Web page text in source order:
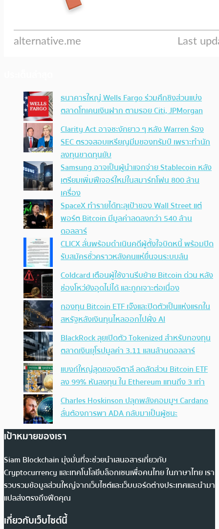
ธนาคารใหญ่ Wells Fargo ร่วมศึกชิงส่วนแบ่ง
ตลาดโทเคนเงินฝาก ตามรอย Citi, JPMorgan
Clarity Act อาจชะงักยาว ๆ หลัง Warren ร้อง
SEC ตรวจสอบเหรียญมีมของทรัมป์ เพราะทำนัก
ลงทุนขาดทุนยับ
Samsung อาจเป็นผู้นำแจกจ่าย Stablecoin หลัง
เตรียมเพิ่มฟีเจอร์ใหม่ในสมาร์ทโฟน 800 ล้าน
เครื่อง
SpaceX ทำรายได้ทะลุเป้าของ Wall Street แต่
พอร์ต Bitcoin มีมูลค่าลดลงกว่า 540 ล้าน
ดอลลาร์
CLICX ลั่นพร้อมดำเนินคดีผู้ตั้งใจบิดหนี้ พร้อมปิด
รับสมัครชั่วคราวหลังคนแห่ยื่นจนระบบล้น
Coldcard เตือนผู้ใช้งานรีบย้าย Bitcoin ด่วน หลัง
ช่องโหว่ยังอุดไม่ได้ และถูกเจาะต่อเนื่อง
กองทุน Bitcoin ETF เจ๊งและปิดตัวเป็นแห่งแรกใน
สหรัฐหลังเงินทุนไหลออกไปฝั่ง AI
BlackRock ลุยเปิดตัว Tokenized สำหรับกองทุน
ตลาดเงินยุโรปมูลค่า 3.11 แสนล้านดอลลาร์
แบงก์ใหญ่สุดของอิตาลี ลดสัดส่วน Bitcoin ETF
ลง 99% หันลงทุน ใน Ethereum แทนถึง 3 เท่า
Charles Hoskinson ปลุกพลังคอมมูฯ Cardano
ลั่นต้องการพา ADA กลับมาเป็นผู้ชนะ
เป้าหมายของเรา
Siam Blockchain มุ่งมั่นที่จะช่วยนำเสนอสารเกี่ยวกับ
Cryptocurrency และเทคโนโลยีบล็อกเชนเพื่อคนไทย ในภาษาไทย เรา
รวบรวมข้อมูลส่วนใหญ่จากเว็บไซต์และเว็บบอร์ดต่างประเทศและนำมา
แปลส่งตรงถึงฟีดคุณ
เกี่ยวกับเว็บไซต์นี้